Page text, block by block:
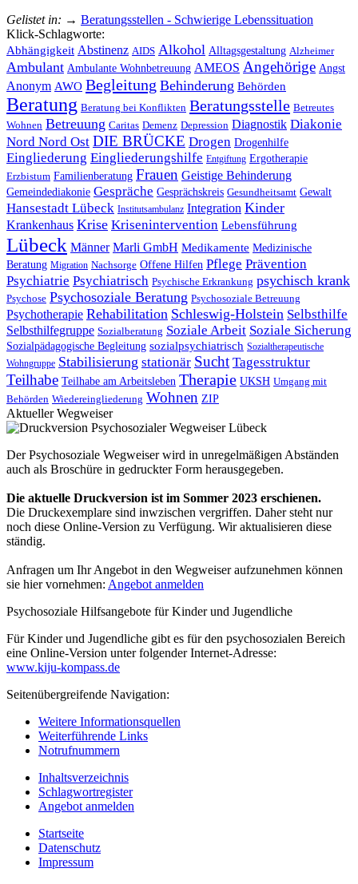
Gelistet in: → Beratungsstellen - Schwierige Lebenssituation
Klick-Schlagworte:
Abhängigkeit Abstinenz AIDS Alkohol Alltagsgestaltung Alzheimer
Ambulant Ambulante Wohnbetreuung AMEOS Angehörige Angst
Anonym AWO Begleitung Behinderung Behörden
Beratung Beratung bei Konflikten Beratungsstelle Betreutes
Wohnen Betreuung Caritas Demenz Depression Diagnostik Diakonie
Nord Nord Ost DIE BRÜCKE Drogen Drogenhilfe
Eingliederung Eingliederungshilfe Entgiftung Ergotherapie
Erzbistum Familienberatung Frauen Geistige Behinderung
Gemeindediakonie Gespräche Gesprächskreis Gesundheitsamt Gewalt
Hansestadt Lübeck Institutsambulanz Integration Kinder
Krankenhaus Krise Krisenintervention Lebensführung
Lübeck Männer Marli GmbH Medikamente Medizinische
Beratung Migration Nachsorge Offene Hilfen Pflege Prävention
Psychiatrie Psychiatrisch Psychische Erkrankung psychisch krank
Psychose Psychosoziale Beratung Psychosoziale Betreuung
Psychotherapie Rehabilitation Schleswig-Holstein Selbsthilfe
Selbsthilfegruppe Sozialberatung Soziale Arbeit Soziale Sicherung
Sozialpädagogische Begleitung sozialpsychiatrisch Sozialtherapeutische
Wohngruppe Stabilisierung stationär Sucht Tagesstruktur
Teilhabe Teilhabe am Arbeitsleben Therapie UKSH Umgang mit
Behörden Wiedereingliederung Wohnen ZIP
Aktueller Wegweiser
Der Psychosoziale Wegweiser wird in unregelmäßigen Abständen
auch als Broschüre in gedruckter Form herausgegeben.
Die aktuelle Druckversion ist im Sommer 2023 erschienen.
Die Druckexemplare sind inwzischen vergriffen. Daher steht nur
noch diese Online-Version zu Verfügung. Wir aktualisieren diese
ständig.
Anfragen um Ihr Angebot in den Wegweiser aufzunehmen können
sie hier vornehmen: Angebot anmelden
Psychosoziale Hilfsangebote für Kinder und Jugendliche
Für Kinder und Jugendliche gibt es für den psychosozialen Bereich
eine Online-Version unter folgender Internet-Adresse:
www.kiju-kompass.de
Seitenübergreifende Navigation:
Weitere Informationsquellen
Weiterführende Links
Notrufnummern
Inhaltsverzeichnis
Schlagwortregister
Angebot anmelden
Startseite
Datenschutz
Impressum